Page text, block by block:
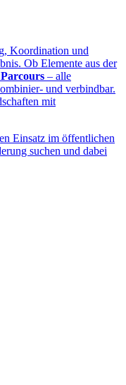
Koordination und
Ob Elemente aus der
– alle
und verbindbar.
mit
Einsatz im öffentlichen
suchen und dabei